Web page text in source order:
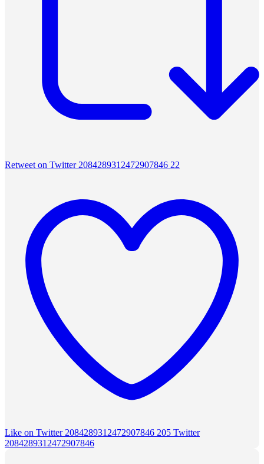
Retweet on Twitter 2084289312472907846 22
Like on Twitter 2084289312472907846 205 Twitter
2084289312472907846